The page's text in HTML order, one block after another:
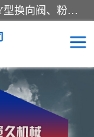
永嘉宣久机械科技有限公司主营：Y型换向阀、粉体换向阀、板式换向阀、三通换向阀、三通换向器、三通分路阀、管路换向阀等产品及服务。
阀
向阀